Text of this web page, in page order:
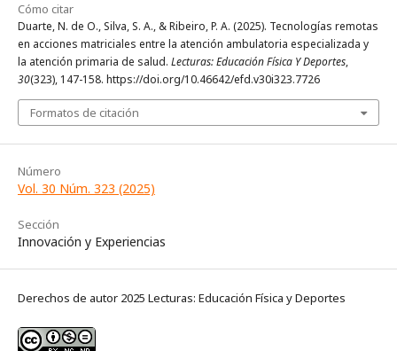
Cómo citar
Duarte, N. de O., Silva, S. A., & Ribeiro, P. A. (2025). Tecnologías remotas
en acciones matriciales entre la atención ambulatoria especializada y
la atención primaria de salud. Lecturas: Educación Física Y Deportes,
30(323), 147-158. https://doi.org/10.46642/efd.v30i323.7726
Formatos de citación
Número
Vol. 30 Núm. 323 (2025)
Sección
Innovación y Experiencias
Derechos de autor 2025 Lecturas: Educación Física y Deportes